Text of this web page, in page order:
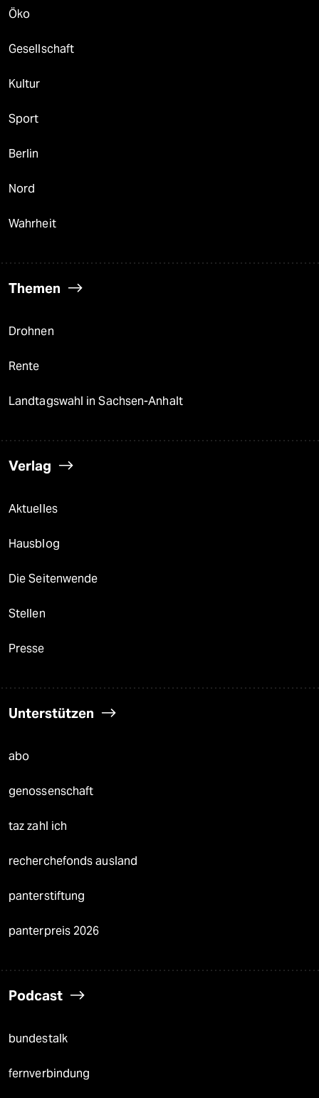
Öko
Gesellschaft
Kultur
Sport
Berlin
Nord
Wahrheit
Themen
Drohnen
Rente
Landtagswahl in Sachsen-Anhalt
Verlag
Aktuelles
Hausblog
Die Seitenwende
Stellen
Presse
Unterstützen
abo
genossenschaft
taz zahl ich
recherchefonds ausland
panterstiftung
panterpreis 2026
Podcast
bundestalk
fernverbindung